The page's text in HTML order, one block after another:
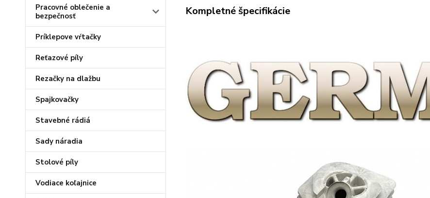
Pracovné oblečenie a
bezpečnosť
Príklepove vŕtačky
Reťazové píly
Rezačky na dlažbu
Spajkovačky
Stavebné rádiá
Sady náradia
Stolové píly
Vodiace koľajnice
Kompletné špecifikácie